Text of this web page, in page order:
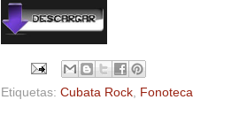
Etiquetas: Cubata Rock, Fonoteca